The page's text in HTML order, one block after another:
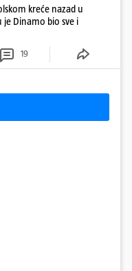
kreće nazad u
Dinamo bio sve i
19